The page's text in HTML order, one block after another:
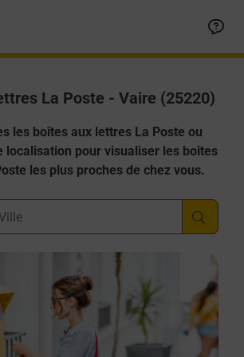
La Poste - Vaire (25220)
les boîtes aux lettres La Poste ou
localisation pour visualiser les boîtes
les plus proches de chez vous.
Code Postal